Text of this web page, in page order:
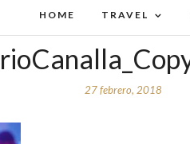
HOME TRAVEL
27 febrero, 2018